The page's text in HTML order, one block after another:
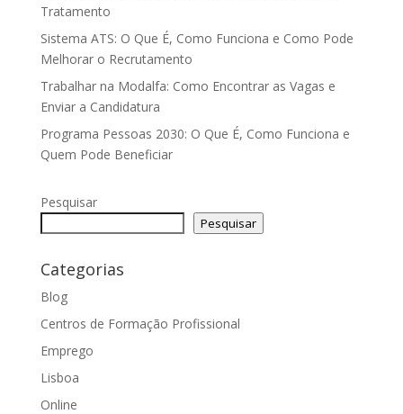
Tratamento
Sistema ATS: O Que É, Como Funciona e Como Pode
Melhorar o Recrutamento
Trabalhar na Modalfa: Como Encontrar as Vagas e
Enviar a Candidatura
Programa Pessoas 2030: O Que É, Como Funciona e
Quem Pode Beneficiar
Pesquisar
Pesquisar
Categorias
Blog
Centros de Formação Profissional
Emprego
Lisboa
Online